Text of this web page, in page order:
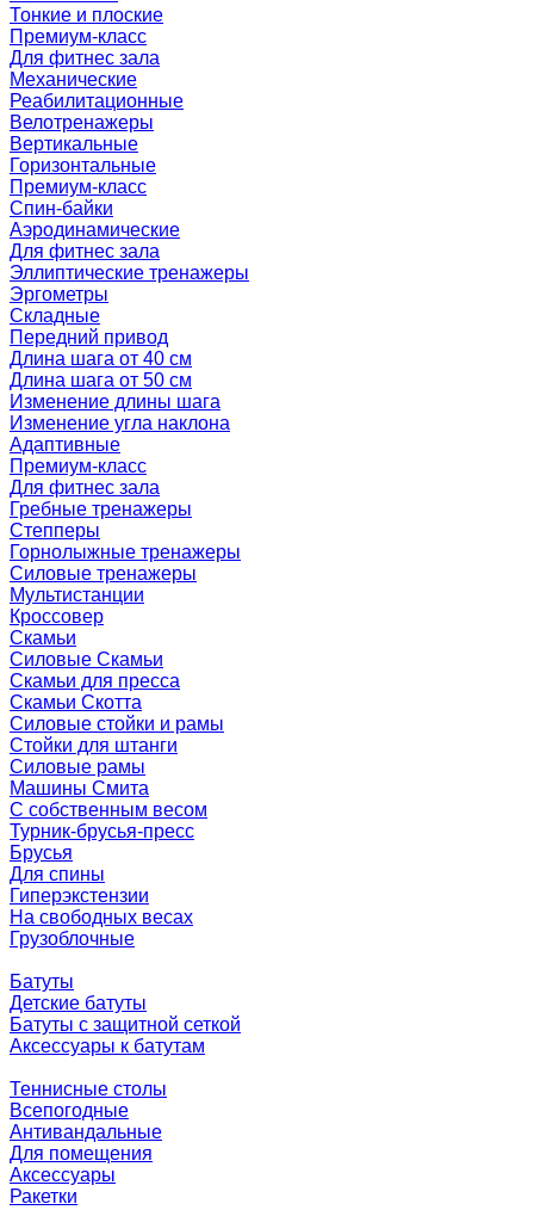
Тонкие и плоские
Премиум-класс
Для фитнес зала
Механические
Реабилитационные
Велотренажеры
Вертикальные
Горизонтальные
Премиум-класс
Спин-байки
Аэродинамические
Для фитнес зала
Эллиптические тренажеры
Эргометры
Складные
Передний привод
Длина шага от 40 см
Длина шага от 50 см
Изменение длины шага
Изменение угла наклона
Адаптивные
Премиум-класс
Для фитнес зала
Гребные тренажеры
Степперы
Горнолыжные тренажеры
Силовые тренажеры
Мультистанции
Кроссовер
Скамьи
Силовые Скамьи
Скамьи для пресса
Скамьи Скотта
Силовые стойки и рамы
Стойки для штанги
Силовые рамы
Машины Смита
C собственным весом
Турник-брусья-пресс
Брусья
Для спины
Гиперэкстензии
На свободных весах
Грузоблочные
Батуты
Детские батуты
Батуты с защитной сеткой
Аксессуары к батутам
Теннисные столы
Всепогодные
Антивандальные
Для помещения
Аксессуары
Ракетки